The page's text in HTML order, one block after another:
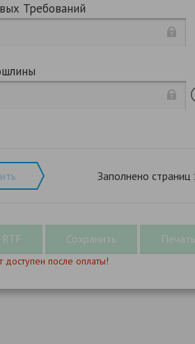
Требований
Заполнено страниц
доступен после оплаты!